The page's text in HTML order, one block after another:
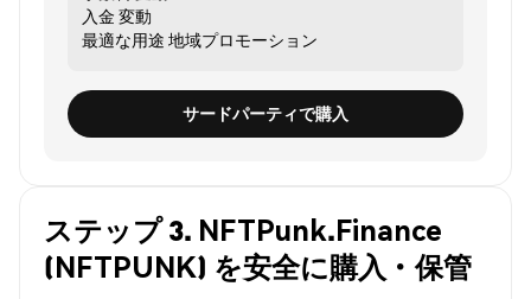
入金 変動
最適な用途 地域プロモーション
サードパーティで購入
ステップ 3. NFTPunk.Finance
(NFTPUNK) を安全に購入・保管